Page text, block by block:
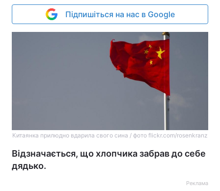
Підпишіться на нас в Google
Китаянка прилюдно вдарила свого сина / фото flickr.com/rosenkranz
Відзначається, що хлопчика забрав до себе
дядько.
Реклама